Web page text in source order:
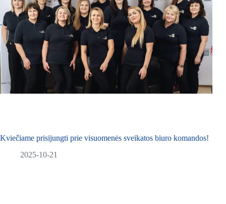
Kviečiame prisijungti prie visuomenės sveikatos biuro komandos!
2025-10-21